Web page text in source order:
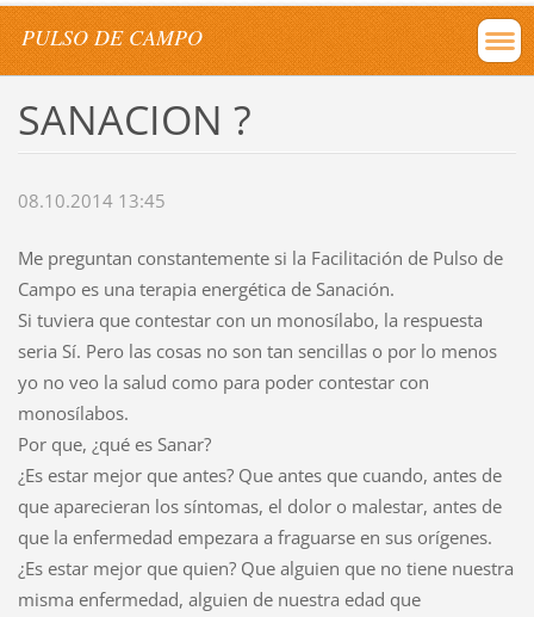
PULSO DE CAMPO
SANACION ?
08.10.2014 13:45
Me preguntan constantemente si la Facilitación de Pulso de
Campo es una terapia energética de Sanación.
Si tuviera que contestar con un monosílabo, la respuesta
seria Sí. Pero las cosas no son tan sencillas o por lo menos
yo no veo la salud como para poder contestar con
monosílabos.
Por que, ¿qué es Sanar?
¿Es estar mejor que antes? Que antes que cuando, antes de
que aparecieran los síntomas, el dolor o malestar, antes de
que la enfermedad empezara a fraguarse en sus orígenes.
¿Es estar mejor que quien? Que alguien que no tiene nuestra
misma enfermedad, alguien de nuestra edad que